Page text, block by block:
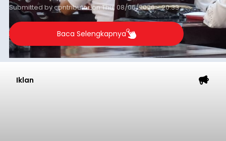
Submitted bycontributoronThu, 08/06/2026 - 20:33
Baca Selengkapnya
Iklan